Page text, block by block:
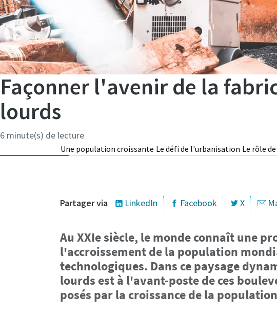
Façonner l'avenir de la
lourds
6 minute(s) de lecture
Une population croissante Le défi de l'urbanisation Le rôle
Partager via LinkedIn Facebook X
Au XXIe siècle, le monde connaît une
l'accroissement de la population
technologiques. Dans ce paysage
lourds est à l'avant-poste de ces
posés par la croissance de la